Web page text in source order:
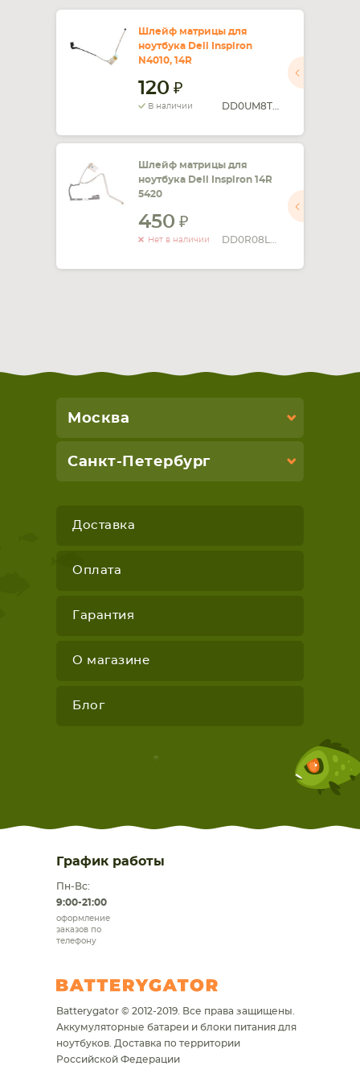
КОМПЛЕКТУЮЩИЕ
Шлейф матрицы для
ноутбука Dell Inspiron
N4010, 14R
120
В наличии
Шлейф матрицы для
ноутбука Dell Inspiron 14R
5420
450
Нет в наличии
Москва
Санкт-Петербург
Доставка
Оплата
Гарантия
О магазине
Блог
График работы
Пн-Вс:
9:00-21:00
оформление
заказов по
телефону
Batterygator © 2012-2019. Все права защищены.
Аккумуляторные батареи и блоки питания для
ноутбуков. Доставка по территории
Российской Федерации